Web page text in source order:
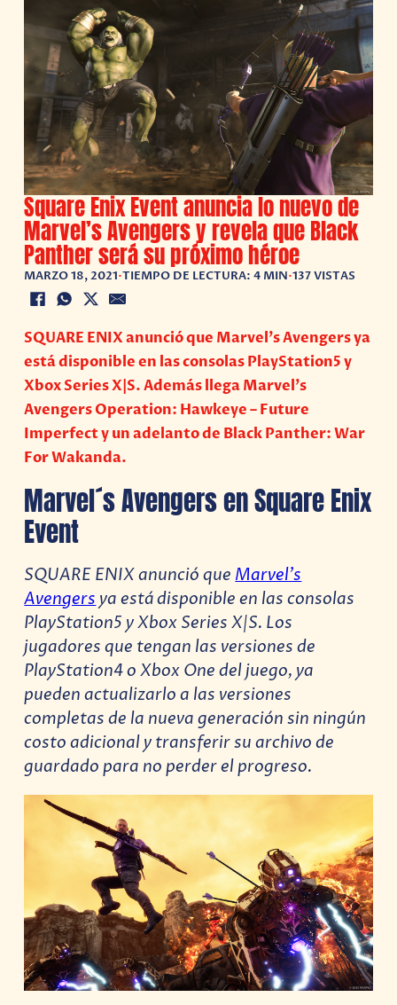
Square Enix Event anuncia lo nuevo de
Marvel’s Avengers y revela que Black
Panther será su próximo héroe
MARZO 18, 2021•TIEMPO DE LECTURA: 4 MIN•137 VISTAS
SQUARE ENIX anunció que Marvel’s Avengers ya
está disponible en las consolas PlayStation5 y
Xbox Series X|S. Además llega Marvel’s
Avengers Operation: Hawkeye – Future
Imperfect y un adelanto de Black Panther: War
For Wakanda.
Marvel´s Avengers en Square Enix
Event
SQUARE ENIX anunció que Marvel’s
Avengers ya está disponible en las consolas
PlayStation5 y Xbox Series X|S. Los
jugadores que tengan las versiones de
PlayStation4 o Xbox One del juego, ya
pueden actualizarlo a las versiones
completas de la nueva generación sin ningún
costo adicional y transferir su archivo de
guardado para no perder el progreso.